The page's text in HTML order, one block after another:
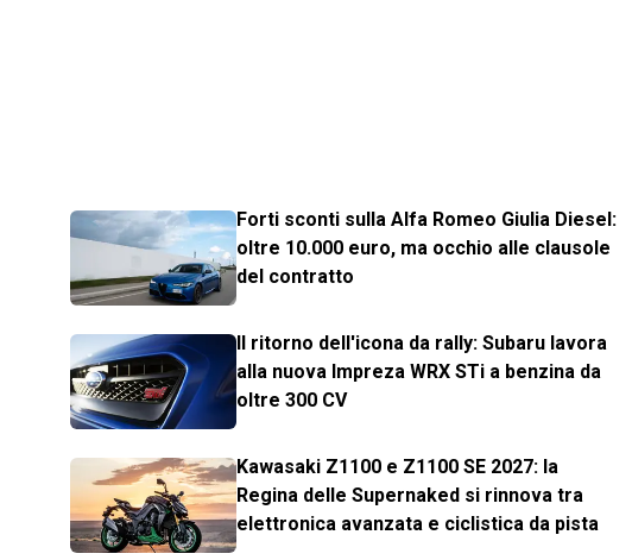
Forti sconti sulla Alfa Romeo Giulia Diesel:
oltre 10.000 euro, ma occhio alle clausole
del contratto
Il ritorno dell'icona da rally: Subaru lavora
alla nuova Impreza WRX STi a benzina da
oltre 300 CV
Kawasaki Z1100 e Z1100 SE 2027: la
Regina delle Supernaked si rinnova tra
elettronica avanzata e ciclistica da pista